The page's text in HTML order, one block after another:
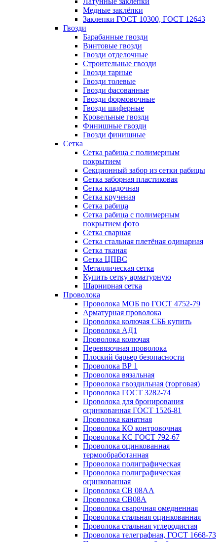
Медные заклёпки
Заклепки ГОСТ 10300, ГОСТ 12643
Гвозди
Барабанные гвозди
Винтовые гвозди
Гвозди отделочные
Строительные гвозди
Гвозди тарные
Гвозди толевые
Гвозди фасованные
Гвозди формовочные
Гвозди шиферные
Кровельные гвозди
Финишные гвозди
Гвозди финишные
Сетка
Сетка рабица с полимерным
покрытием
Секционный забор из сетки рабицы
Сетка заборная пластиковая
Сетка кладочная
Сетка крученая
Сетка рабица
Сетка рабица с полимерным
покрытием фото
Сетка сварная
Сетка стальная плетёная одинарная
Сетка тканая
Сетка ЦПВС
Металлическая сетка
Купить сетку арматурную
Шарнирная сетка
Проволока
Проволока МОБ по ГОСТ 4752-79
Арматурная проволока
Проволока колючая СББ купить
Проволока АД1
Проволока колючая
Перевязочная проволока
Плоский барьер безопасности
Проволока ВР 1
Проволока вязальная
Проволока гвоздильная (торговая)
Проволока ГОСТ 3282-74
Проволока для бронирования
оцинкованная ГОСТ 1526-81
Проволока канатная
Проволока КО контровочная
Проволока КС ГОСТ 792-67
Проволока оцинкованная
термообработанная
Проволока полиграфическая
Проволока полиграфическая
оцинкованная
Проволока СВ 08АА
Проволока СВ08А
Проволока сварочная омедненная
Проволока стальная оцинкованная
Проволока стальная углеродистая
Проволока телеграфная, ГОСТ 1668-73